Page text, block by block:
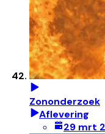
Zononderzoek
Aflevering
29 mrt